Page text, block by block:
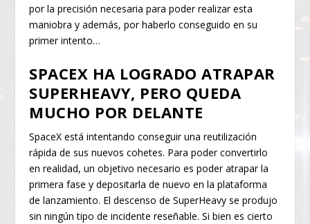
por la precisión necesaria para poder realizar esta
maniobra y además, por haberlo conseguido en su
primer intento…
SPACEX HA LOGRADO ATRAPAR
SUPERHEAVY, PERO QUEDA
MUCHO POR DELANTE
SpaceX está intentando conseguir una reutilización
rápida de sus nuevos cohetes. Para poder convertirlo
en realidad, un objetivo necesario es poder atrapar la
primera fase y depositarla de nuevo en la plataforma
de lanzamiento. El descenso de SuperHeavy se produjo
sin ningún tipo de incidente reseñable. Si bien es cierto